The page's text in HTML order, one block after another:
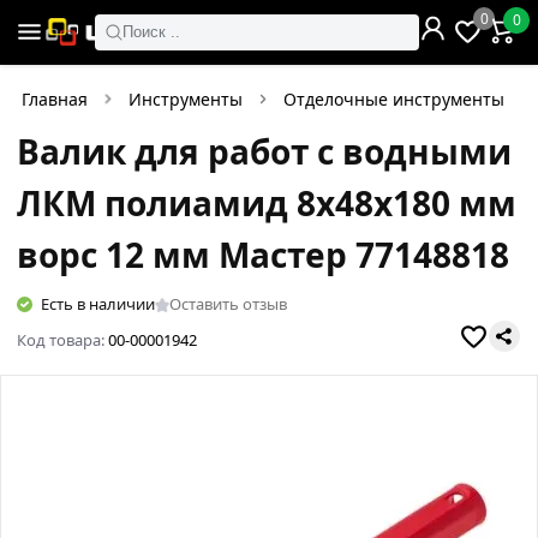
Поиск ..
0 0
Главная Инструменты Отделочные инструменты
Валик для работ с водными
ЛКМ полиамид 8х48х180 мм
ворс 12 мм Мастер 77148818
Есть в наличии
Оставить отзыв
Код товара:00-00001942